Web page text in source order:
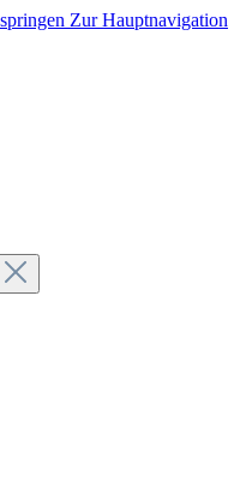
Zur Hauptnavigation